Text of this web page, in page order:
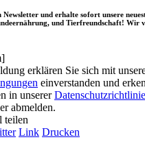
Newsletter und erhalte sofort unsere
und Tierfreundschaft! Wir
erklären Sie sich mit
einverstanden und
in unsererDatenschutzrichtlinie
abmelden.
teilen
Link Drucken